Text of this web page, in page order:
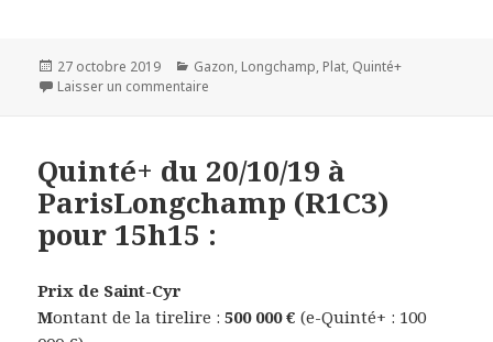
Publié
le
27 octobre 2019 Catégories
Gazon, Longchamp, Plat, Quinté+
Laisser un commentaire
Quinté+ du 20/10/19 à
ParisLongchamp (R1C3)
pour 15h15 :
Prix de Saint-Cyr
Montant de la tirelire :500 000 € (e-Quinté+ : 100